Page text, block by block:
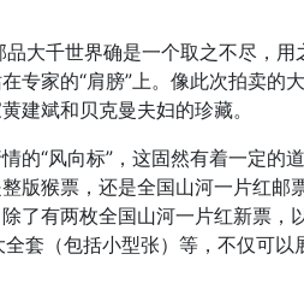
千世界确是一个取之不尽，用
专家的“肩膀”上。像此次拍卖的
建斌和贝克曼夫妇的珍藏。
“风向标”，这固然有着一定的
版猴票，还是全国山河一片红邮
了有两枚全国山河一片红新票，
套（包括小型张）等，不仅可